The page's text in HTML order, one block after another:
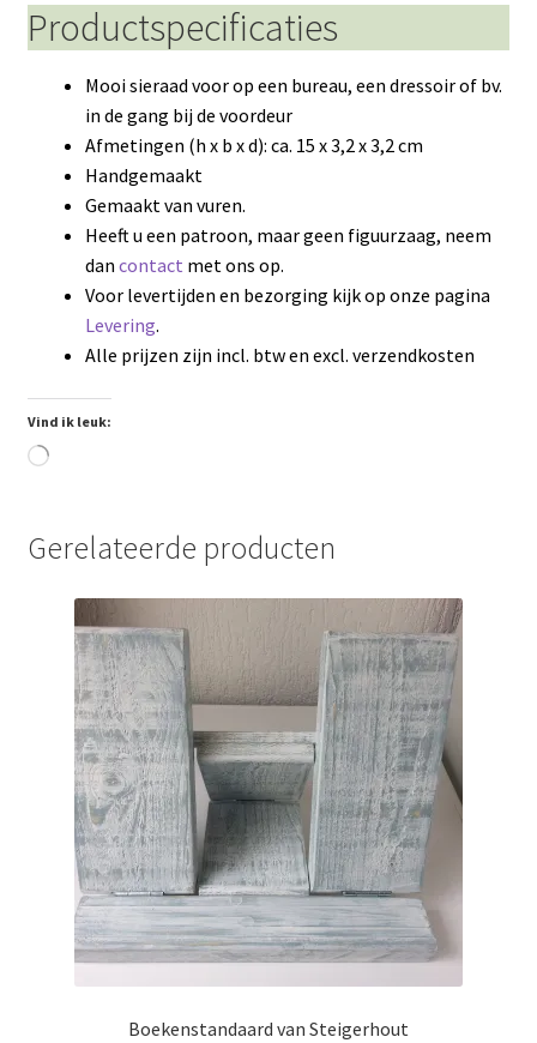
Productspecificaties
Mooi sieraad voor op een bureau, een dressoir of bv.
in de gang bij de voordeur
Afmetingen (h x b x d): ca. 15 x 3,2 x 3,2 cm
Handgemaakt
Gemaakt van vuren.
Heeft u een patroon, maar geen figuurzaag, neem
dan contact met ons op.
Voor levertijden en bezorging kijk op onze pagina
Levering.
Alle prijzen zijn incl. btw en excl. verzendkosten
Vind ik leuk:
Aan
Gerelateerde producten
Boekenstandaard van Steigerhout